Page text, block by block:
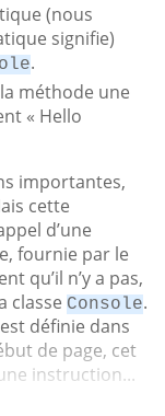
(nous
signifie)
.
méthode une
« Hello
importantes,
cette
d’une
fournie par le
qu’il n’y a pas,
classe Console.
définie dans
de page, cet
instruction...